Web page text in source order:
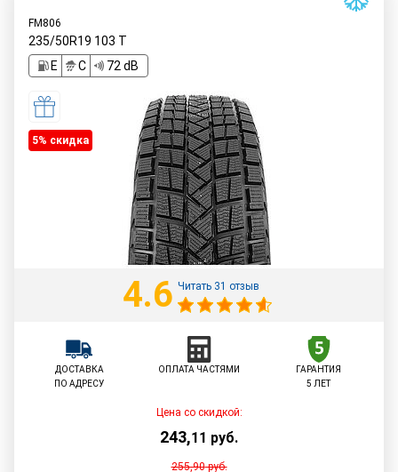
FM806
235/50R19 103 T
E
C 72 dB
5% cкидка
4.6 Читать 31 отзыв
ДОСТАВКА
ПО АДРЕСУ
ОПЛАТА ЧАСТЯМИ
ГАРАНТИЯ
5 ЛЕТ
Цена со скидкой:
243,11 руб.
255,90руб.